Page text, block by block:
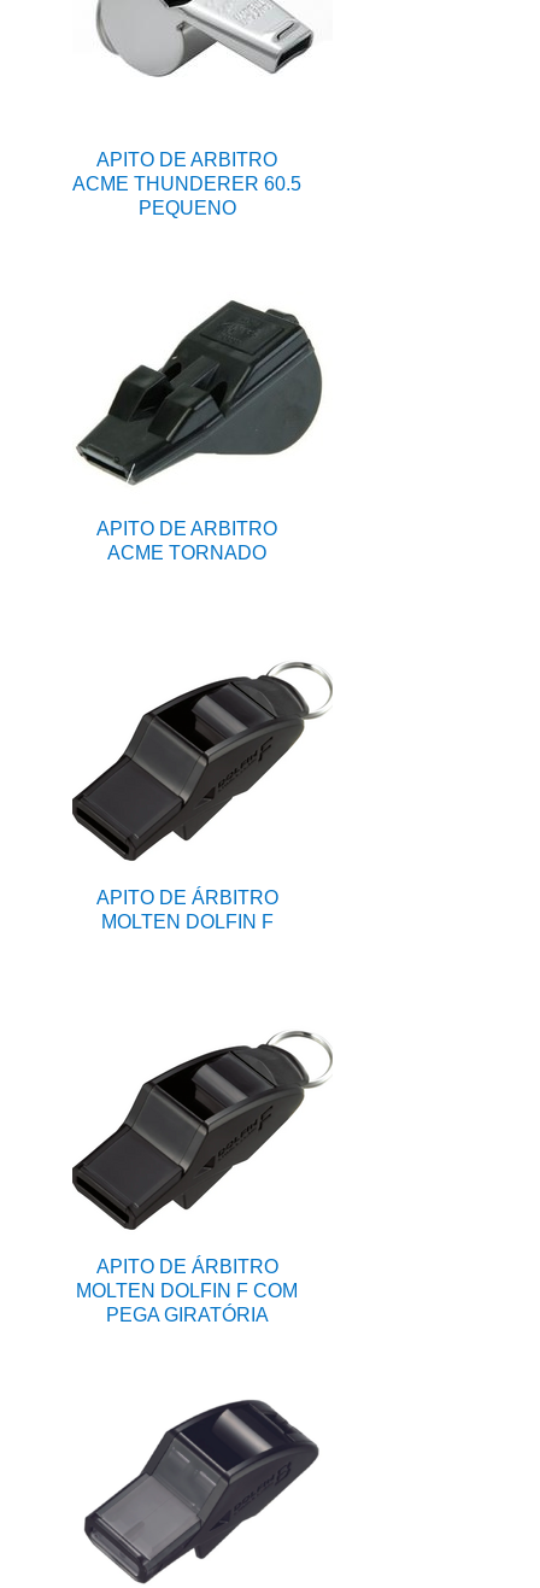
APITO DE ARBITRO
ACME THUNDERER 60.5
PEQUENO
APITO DE ARBITRO
ACME TORNADO
APITO DE ÁRBITRO
MOLTEN DOLFIN F
APITO DE ÁRBITRO
MOLTEN DOLFIN F COM
PEGA GIRATÓRIA